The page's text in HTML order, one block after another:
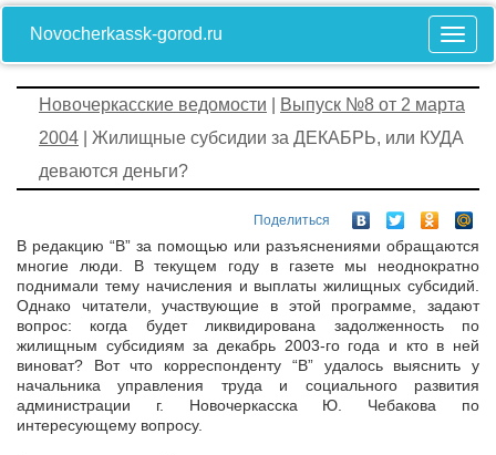
Novocherkassk-gorod.ru
Новочеркасские ведомости
Выпуск №8 от 2 марта
2004 | Жилищные субсидии за ДЕКАБРЬ, или КУДА
деваются деньги?
Поделиться
В редакцию “В” за помощью или разъяснениями обращаются
многие люди. В текущем году в газете мы неоднократно
поднимали тему начисления и выплаты жилищных субсидий.
Однако читатели, участвующие в этой программе, задают
вопрос: когда будет ликвидирована задолженность по
жилищным субсидиям за декабрь 2003-го года и кто в ней
виноват? Вот что корреспонденту “В” удалось выяснить у
начальника управления труда и социального развития
администрации г. Новочеркасска Ю. Чебакова по
интересующему вопросу.